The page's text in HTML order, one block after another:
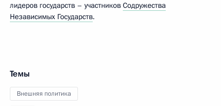
лидеров государств – участников Содружества
Независимых Государств.
Темы
Внешняя политика